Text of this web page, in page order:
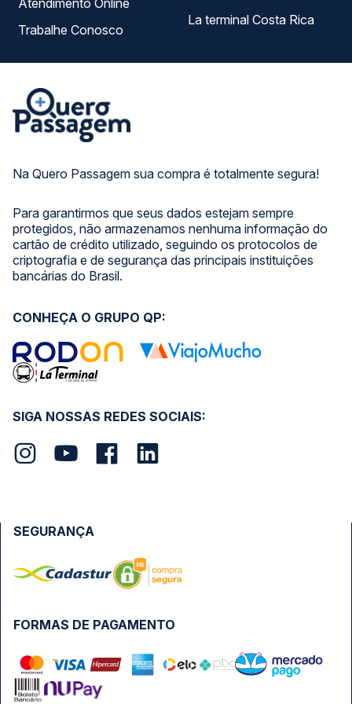
Na Quero Passagem sua compra é totalmente segura!
Para garantirmos que seus dados estejam sempre
protegidos, não armazenamos nenhuma informação do
cartão de crédito utilizado, seguindo os protocolos de
criptografia e de segurança das principais instituições
bancárias do Brasil.
Atendimento Online
Trabalhe Conosco
La terminal Costa Rica
SIGA NOSSAS REDES SOCIAIS:
CONHEÇA O GRUPO QP:
FORMAS DE PAGAMENTO
SEGURANÇA